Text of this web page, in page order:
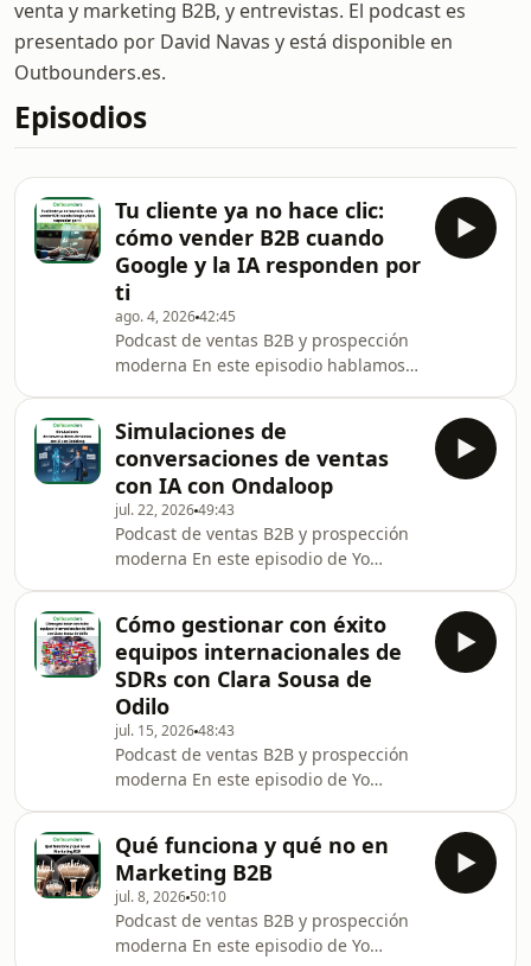
venta y marketing B2B, y entrevistas. El podcast es
presentado por David Navas y está disponible en
Outbounders.es.
Episodios
Tu cliente ya no hace clic:
cómo vender B2B cuando
Google y la IA responden por
ti
ago. 4, 202642:45
Podcast de ventas B2B y prospección
moderna En este episodio hablamos
cómo cambia el marketing cuando
Google y la IA ya responden por ti.
Qué hacer con tu web, cómo medir de
verdad y por qué la marca pesa cada
vez más en B2B.
https://www.linkedin.com/in/joseb-
moreno-suarez/ Hablamos de: Por
qué el SEO informacional ha p
Simulaciones de
conversaciones de ventas
con IA con Ondaloop
jul. 22, 202649:43
Podcast de ventas B2B y prospección
moderna En este episodio de Yo
Manager en Ondaloop, y con Miguel
Ángel Marfil Rubio, cofundador de
Ondaloop y profesor, sobre cómo usar
simulaciones de conversaciones de
ventas con IA para entrenar a tu
equipo comercial.
https://www.linkedin.com/in/mianmaru/
https://www.linkedin.com/in/elena-o
Cómo gestionar con éxito
equipos internacionales de
SDRs con Clara Sousa de
Odilo
jul. 15, 202648:43
Podcast de ventas B2B y prospección
moderna En este episodio de Yo
en Odilo, sobre lo que significa
gestionar con éxito equipos
internacionales de SDRs. Partimos de
una realidad incómoda: el trabajo de
un SDR es uno de los más duros de la
Qué funciona y qué no en
Marketing B2B
jul. 8, 2026 50:10
Podcast de ventas B2B y prospección
moderna En este episodio de Yo